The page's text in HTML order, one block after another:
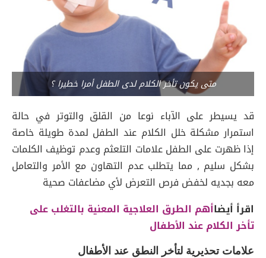
متى يكون تأخر الكلام لدى الطفل أمرا خطيرا ؟
قد يسيطر على الآباء نوعا من القلق والتوتر في حالة
استمرار مشكلة خلل الكلام عند الطفل لمدة طويلة خاصة
إذا ظهرت على الطفل علامات التلعثم وعدم توظيف الكلمات
بشكل سليم , مما يتطلب عدم التهاون مع الأمر والتعامل
معه بجديه لخفض فرص التعرض لأي مضاعفات صحية
اقرأ أيضاأهم الطرق العلاجية المعنية بالتغلب على
تأخر الكلام عند الأطفال
علامات تحذيرية لتأخر النطق عند الأطفال